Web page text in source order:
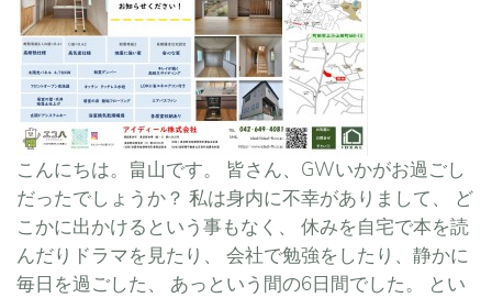
こんにちは。畠山です。 皆さん、GWいかがお過ごし
だったでしょうか？ 私は身内に不幸がありまして、 ど
こかに出かけるという事もなく、 休みを自宅で本を読
んだりドラマを見たり、 会社で勉強をしたり、静かに
毎日を過ごした、 あっという間の6日間でした。 とい